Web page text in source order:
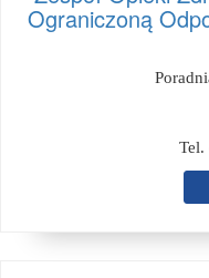
Ograniczoną
Tel.